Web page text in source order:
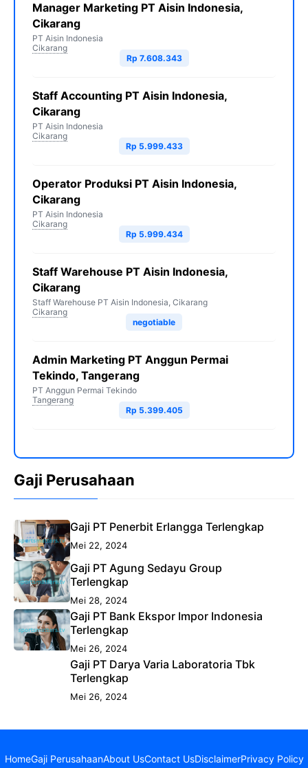
Manager Marketing PT Aisin Indonesia,
Cikarang
PT Aisin Indonesia
Cikarang
Rp 7.608.343
Staff Accounting PT Aisin Indonesia,
Cikarang
PT Aisin Indonesia
Cikarang
Rp 5.999.433
Operator Produksi PT Aisin Indonesia,
Cikarang
PT Aisin Indonesia
Cikarang
Rp 5.999.434
Staff Warehouse PT Aisin Indonesia,
Cikarang
Staff Warehouse PT Aisin Indonesia, Cikarang
Cikarang
negotiable
Admin Marketing PT Anggun Permai
Tekindo, Tangerang
PT Anggun Permai Tekindo
Tangerang
Rp 5.399.405
Gaji Perusahaan
Gaji PT Penerbit Erlangga Terlengkap
Mei 22, 2024
Gaji PT Agung Sedayu Group
Terlengkap
Mei 28, 2024
Gaji PT Bank Ekspor Impor Indonesia
Terlengkap
Mei 26, 2024
Gaji PT Darya Varia Laboratoria Tbk
Terlengkap
Mei 26, 2024
HomeGaji PerusahaanAbout UsContact UsDisclaimerPrivacy Policy